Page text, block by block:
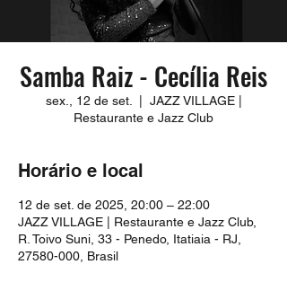
Samba Raiz - Cecília Reis
sex., 12 de set.
JAZZ VILLAGE |
Restaurante e Jazz Club
Horário e local
12 de set. de 2025, 20:00 – 22:00
JAZZ VILLAGE | Restaurante e Jazz Club,
R. Toivo Suni, 33 - Penedo, Itatiaia - RJ,
27580-000, Brasil